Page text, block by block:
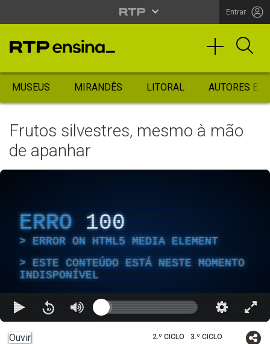
Entrar
MUSEUS MIRANDÊS LITORAL AUTORES
Frutos silvestres, mesmo à mão
de apanhar
ERRO 100
ERROR ON HTML5 MEDIA ELEMENT
ESTE CONTEÚDO ESTÁ NESTE MOMENTO
INDISPONÍVEL
Ouvir 2.º CICLO 3.º CICLO